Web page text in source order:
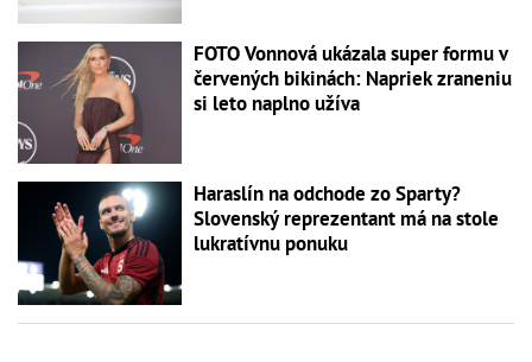
FOTO Vonnová ukázala super formu v
červených bikinách: Napriek zraneniu
si leto naplno užíva
Haraslín na odchode zo Sparty?
Slovenský reprezentant má na stole
lukratívnu ponuku